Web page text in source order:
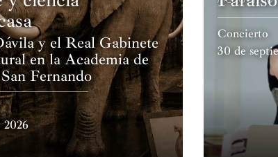
y el Real Gabinete
en la Academia de
Fernando
2026
Concierto
30 de